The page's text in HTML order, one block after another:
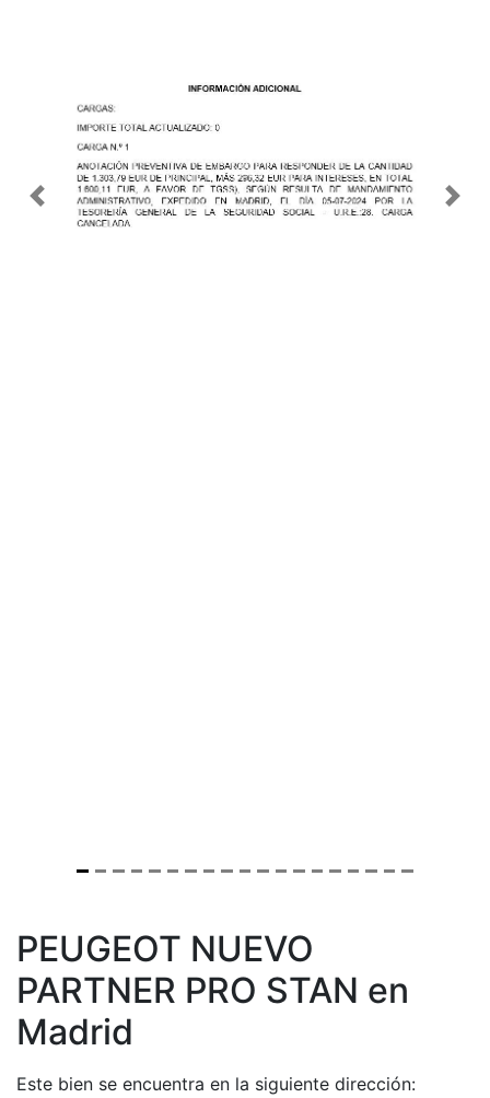
Previous
PEUGEOT NUEVO
PARTNER PRO STAN en
Madrid
Este bien se encuentra en la siguiente dirección: